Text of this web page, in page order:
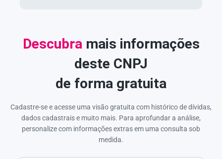
Descubra mais informações
deste CNPJ
de forma gratuita
Cadastre-se e acesse uma visão gratuita com histórico de dívidas,
dados cadastrais e muito mais. Para aprofundar a análise,
personalize com informações extras em uma consulta sob
medida.